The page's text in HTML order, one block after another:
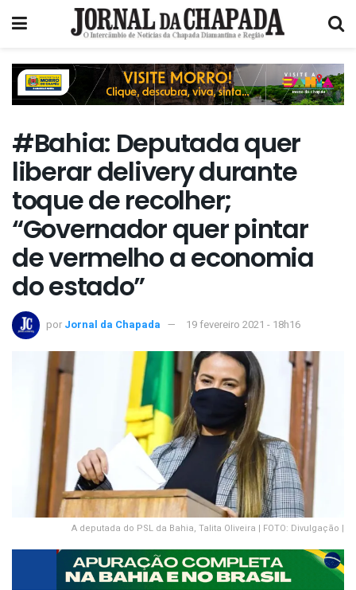
#Bahia: Deputada quer
liberar delivery durante
toque de recolher;
“Governador quer pintar
de vermelho a economia
do estado”
por Jornal da Chapada 19 fevereiro 2021 - 18h16
A deputada do PSL da Bahia, Talita Oliveira | FOTO: Divulgação |